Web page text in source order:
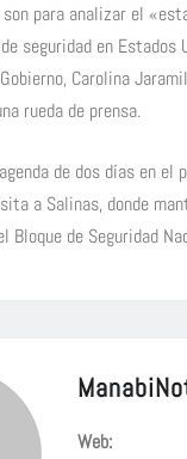
para analizar el
seguridad en Estados
Carolina
rueda de prensa.
de dos días en el
a Salinas, donde
Bloque de Seguridad
Web: